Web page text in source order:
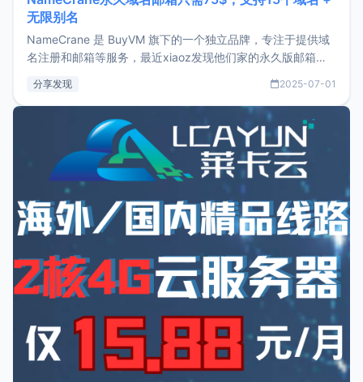
无限别名
NameCrane 是 BuyVM 旗下的一个独立品牌，专注于提供域
名注册和邮箱等服务，最近xiaoz发现他们家的永久版邮箱服
又实惠的域名邮箱，不妨尝试一下 NameCrane。注册
NameCraneNameCrane不支持直接注册，必须要购买
分享发现 2025-07-01